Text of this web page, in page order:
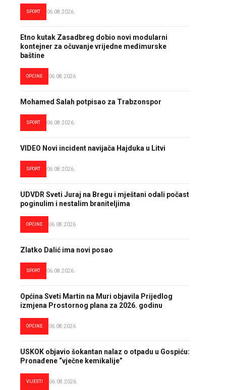
SPORT 06.08.2026.
Etno kutak Zasadbreg dobio novi modularni
kontejner za očuvanje vrijedne međimurske
baštine
OPĆINE 06.08.2026.
Mohamed Salah potpisao za Trabzonspor
SPORT 06.08.2026.
VIDEO Novi incident navijača Hajduka u Litvi
SPORT 06.08.2026.
UDVDR Sveti Juraj na Bregu i mještani odali počast
poginulim i nestalim braniteljima
OPĆINE 06.08.2026.
Zlatko Dalić ima novi posao
SPORT 06.08.2026.
Općina Sveti Martin na Muri objavila Prijedlog
izmjena Prostornog plana za 2026. godinu
OPĆINE 06.08.2026.
USKOK objavio šokantan nalaz o otpadu u Gospiću:
Pronađene “vječne kemikalije”
VIJESTI 06.08.2026.